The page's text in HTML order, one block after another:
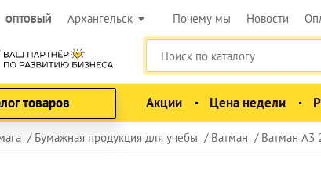
ОПТОВЫЙ Архангельск Почему мы Новости
товаров Акции Цена недели
Бумажная продукция для учебы Ватман Ватман А3